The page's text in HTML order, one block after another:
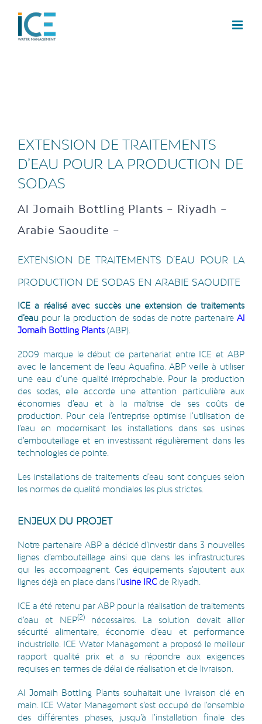
EXTENSION DE TRAITEMENTS
D’EAU POUR LA PRODUCTION DE
SODAS
Al Jomaih Bottling Plants – Riyadh –
Arabie Saoudite –
EXTENSION DE TRAITEMENTS D’EAU POUR LA
PRODUCTION DE SODAS EN ARABIE SAOUDITE
ICE a réalisé avec succès une extension de traitements
d’eau pour la production de sodas de notre partenaire Al
Jomaih Bottling Plants (ABP).
2009 marque le début de partenariat entre ICE et ABP
avec le lancement de l’eau Aquafina. ABP veille à utiliser
une eau d’une qualité irréprochable. Pour la production
des sodas, elle accorde une attention particulière aux
économies d’eau et à la maîtrise de ses coûts de
production. Pour cela l’entreprise optimise l’utilisation de
l’eau en modernisant les installations dans ses usines
d’embouteillage et en investissant régulièrement dans les
technologies de pointe.
Les installations de traitements d’eau sont conçues selon
les normes de qualité mondiales les plus strictes.
ENJEUX DU PROJET
Notre partenaire ABP a décidé d’investir dans 3 nouvelles
lignes d’embouteillage ainsi que dans les infrastructures
qui les accompagnent. Ces équipements s’ajoutent aux
lignes déjà en place dans l’usine IRCde Riyadh.
ICE a été retenu par ABP pour la réalisation de traitements
d’eau et NEP(2)nécessaires. La solution devait allier
sécurité alimentaire, économie d’eau et performance
industrielle. ICE Water Management a proposé le meilleur
rapport qualité prix et a su répondre aux exigences
requises en termes de délai de réalisation et de livraison.
Al Jomaih Bottling Plants souhaitait une livraison clé en
main. ICE Water Management s’est occupé de l’ensemble
des différentes phases, jusqu’à l’installation finale des